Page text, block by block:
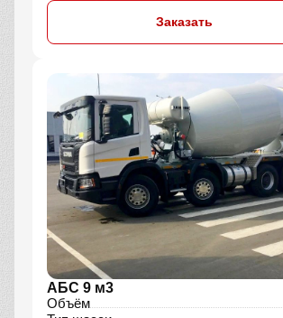
Заказать
АБС 9 м3
Объём